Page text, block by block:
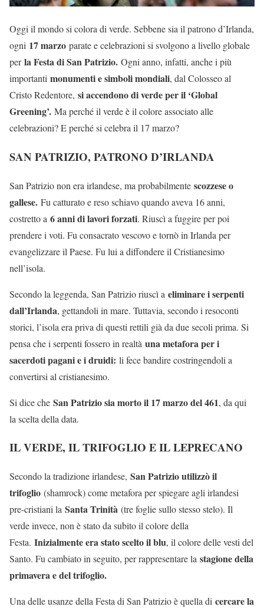
Oggi il mondo si colora di verde. Sebbene sia il patrono d’Irlanda,
ogni 17 marzo parate e celebrazioni si svolgono a livello globale
perla Festa di San Patrizio. Ogni anno, infatti, anche i più
importanti monumenti e simboli mondiali, dal Colosseo al
Cristo Redentore, si accendono di verde per il ‘Global
Greening’. Ma perché il verde è il colore associato alle
celebrazioni? E perché si celebra il 17 marzo?
SAN PATRIZIO, PATRONO D’IRLANDA
San Patrizio non era irlandese, ma probabilmente scozzese o
gallese. Fu catturato e reso schiavo quando aveva 16 anni,
costretto a 6 anni di lavori forzati. Riuscì a fuggire per poi
prendere i voti. Fu consacrato vescovo e tornò in Irlanda per
evangelizzare il Paese. Fu lui a diffondere il Cristianesimo
nell’isola.
Secondo la leggenda, San Patrizio riuscì a eliminare i serpenti
dall’Irlanda, gettandoli in mare. Tuttavia, secondo i resoconti
storici, l’isola era priva di questi rettili già da due secoli prima. Si
pensa che i serpenti fossero in realtà una metafora per i
sacerdoti pagani e i druidi: li fece bandire costringendoli a
convertirsi al cristianesimo.
Si dice che San Patrizio sia morto il 17 marzo del 461, da qui
la scelta della data.
IL VERDE, IL TRIFOGLIO E IL LEPRECANO
Secondo la tradizione irlandese, San Patrizio utilizzò il
trifoglio (shamrock) come metafora per spiegare agli irlandesi
pre-cristiani la Santa Trinità (tre foglie sullo stesso stelo). Il
verde invece, non è stato da subito il colore della
Festa. Inizialmente era stato scelto il blu, il colore delle vesti del
Santo. Fu cambiato in seguito, per rappresentare la stagione della
primavera e del trifoglio.
Una delle usanze della Festa di San Patrizio è quella di cercare la